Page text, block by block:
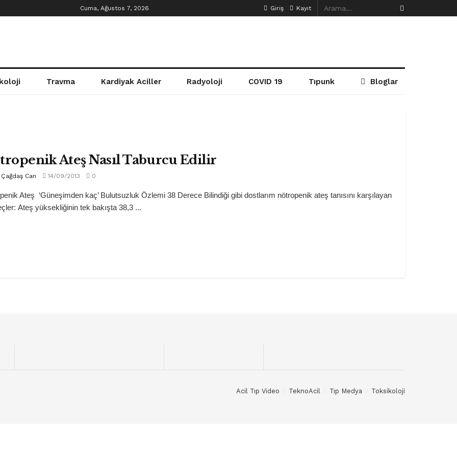
Cuma, Ağustos 7, 2026 Giriş Kayıt
Travma Kardiyak Aciller Radyoloji COVID 19 Tıpunk Bloglar
Ateş Nasıl Taburcu Edilir
Çağdaş Can 14/09/2013 0
Ateş ‘Güneşimden kaç’ Bulutsuzluk Özlemi 38 Derece Bilindiği gibi dostlarım nötropenik ateş tanısını karşılayan
Ateş yüksekliğinin tek bakışta 38,3 ...
Acil Tıp Video TeknoAcil Tıp Medya Toksikoloji